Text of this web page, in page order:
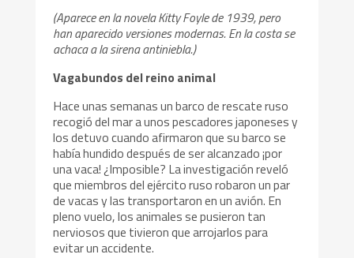
(Aparece en la novela Kitty Foyle de 1939, pero
han aparecido versiones modernas. En la costa se
achaca a la sirena antiniebla.)
Vagabundos del reino animal
Hace unas semanas un barco de rescate ruso
recogió del mar a unos pescadores japoneses y
los detuvo cuando afirmaron que su barco se
había hundido después de ser alcanzado ¡por
una vaca! ¿Imposible? La investigación reveló
que miembros del ejército ruso robaron un par
de vacas y las transportaron en un avión. En
pleno vuelo, los animales se pusieron tan
nerviosos que tivieron que arrojarlos para
evitar un accidente.